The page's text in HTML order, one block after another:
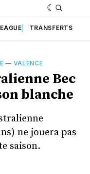
TRANSFERTS
— VALENCE
Bec
blanche
ne jouera pas
saison.